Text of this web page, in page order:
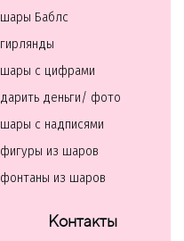
шары Баблс
гирлянды
шары с цифрами
дарить деньги/ фото
шары с надписями
фигуры из шаров
фонтаны из шаров
Контакты